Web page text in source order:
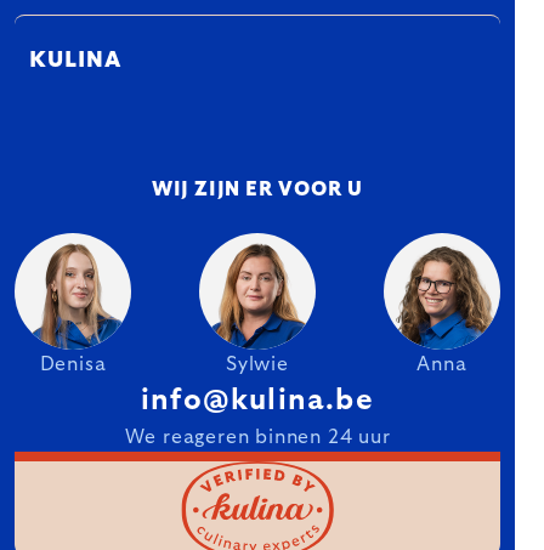
KULINA
WIJ ZIJN ER VOOR U
Denisa Sylwie Anna
info@kulina.be
We reageren binnen 24 uur